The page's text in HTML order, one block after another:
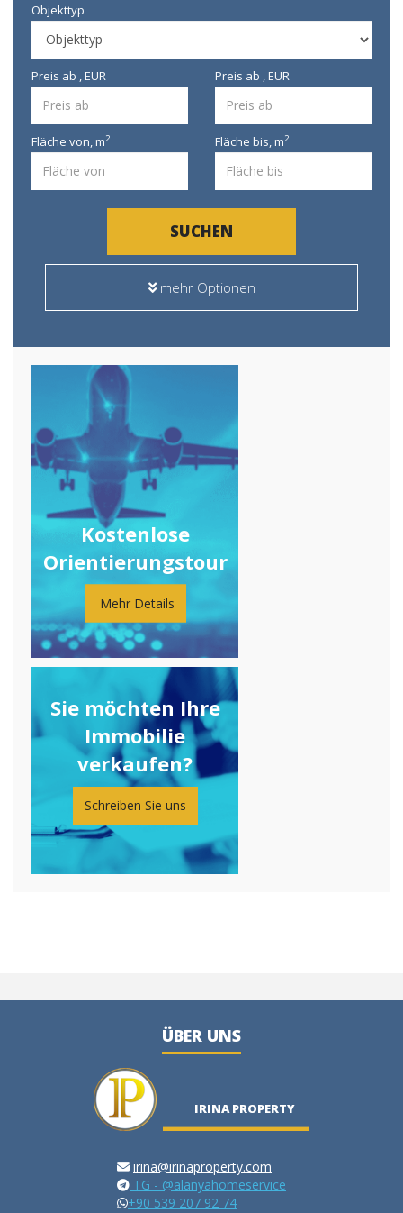
Objekttyp
Preis ab , EUR Preis ab , EUR
Fläche von,m2 Fläche bis,m2
SUCHEN
mehr Optionen
Kostenlose
Orientierungstour
Mehr Details
Sie möchten Ihre
Immobilie
verkaufen?
Schreiben Sie uns
ÜBER UNS
IRINA PROPERTY
irina@irinaproperty.com
TG - @alanyahomeservice
+90 539 207 92 74